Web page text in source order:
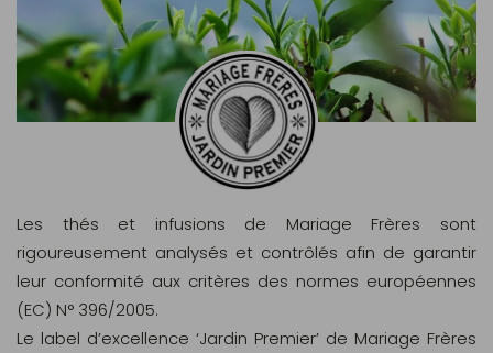
Les thés et infusions de Mariage Frères sont
rigoureusement analysés et contrôlés afin de garantir
leur conformité aux critères des normes européennes
(EC) N° 396/2005.
Le label d’excellence ‘Jardin Premier’ de Mariage Frères